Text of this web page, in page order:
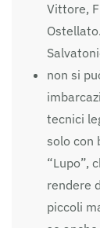
Vittore,
non si
tecnici
solo con
“Lupo”,
rendere
piccoli